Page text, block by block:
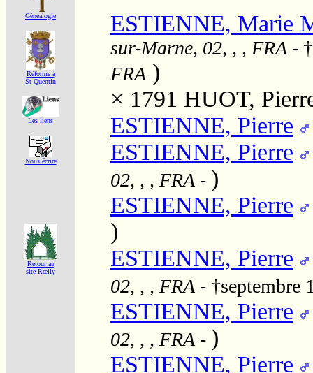
Généalogie
Réforme á
St Quentin
Les liens
Nous écrire
Retour au
site Rœlly
ESTIENNE, Marie
sur-Marne, 02, , , FRA -
FRA )
× 1791 HUOT,
ESTIENNE, Pierre
ESTIENNE, Pierre
02, , , FRA - )
ESTIENNE, Pierre
)
ESTIENNE, Pierre
02, , , FRA - †septembre
ESTIENNE, Pierre
02, , , FRA - )
ESTIENNE, Pierre